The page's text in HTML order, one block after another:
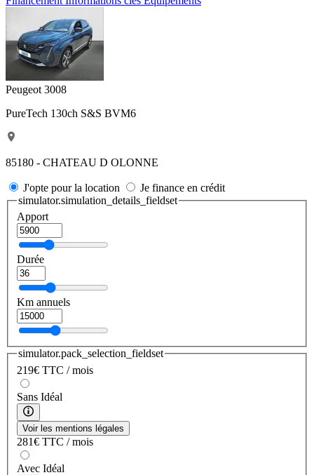
Peugeot 3008
PureTech 130ch S&S BVM6
85180 - CHATEAU D OLONNE
J'opte pour la location
Je finance en crédit
simulator.simulation_details_fieldset
Apport
Durée
Km annuels
simulator.pack_selection_fieldset
219€ TTC / mois
Sans Idéal
Voir les mentions légales
281€ TTC / mois
Avec Idéal